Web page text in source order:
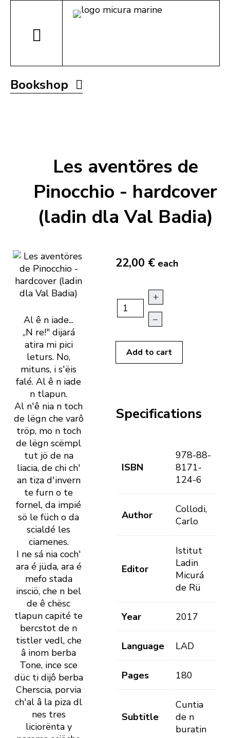
Bookshop
Les aventöres de
Pinocchio - hardcover
(ladin dla Val Badia)
Al ê n iade...
„N re!" dijará
atira mi pici
leturs. No,
mituns, i s' ëis
falé. Al ê n iade
n ­tlapun.
Al n' ê nia n toch
de lëgn che varô
tröp, mo n toch
de lëgn scëmpl
tut jö de na
liacia, de chi ch'
an tiza d' invern
te furn o te
fornel, da impié
sö le füch o da
scialdé les
ciamenes.
I ne sá nia coch'
ara é jüda, ara é
mefo stada
insciö, che n bel
de ê chësc
tlapun capité te
bercstot de n
tistler vedl, che
â inom berba
Tone, ince sce
düc ti dijô berba
Cherscia, porvia
ch' al â la piza dl
nes tres
liciorënta y
22,00 € each
+
–
Add to cart
Specifications
ISBN
978-88-
8171-
124-6
Author
Collodi,
Carlo
Editor
Istitut
Ladin
Micurá
de Rü
Year 2017
Language LAD
Pages 180
Subtitle
Cuntia
de n
buratin